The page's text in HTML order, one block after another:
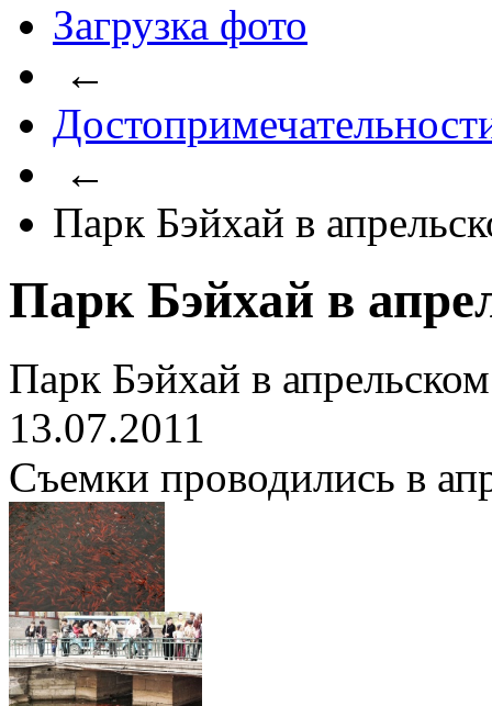
Загрузка фото
←
←
Парк Бэйхай в
Парк Бэйхай в
Парк Бэйхай в
13.07.2011
Съемки проводились в